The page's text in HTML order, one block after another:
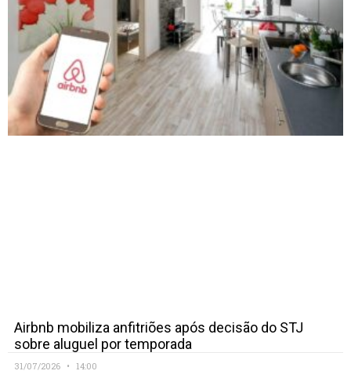
Airbnb mobiliza anfitriões após decisão do STJ
sobre aluguel por temporada
31/07/2026 14:00